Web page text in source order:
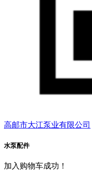
高邮市大江泵业有限公司
水泵配件
加入购物车成功！